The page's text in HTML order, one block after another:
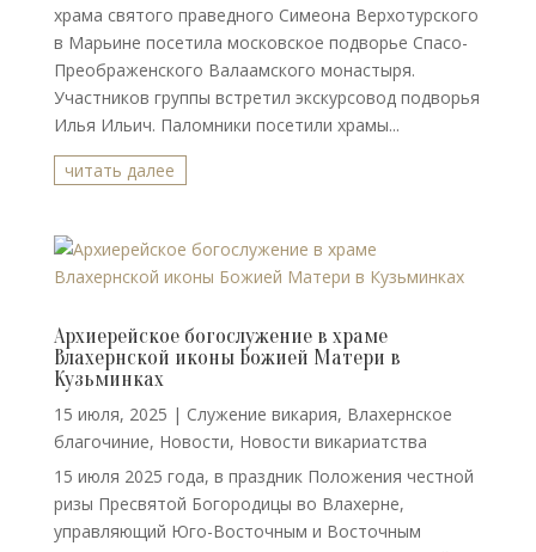
храма святого праведного Симеона Верхотурского
в Марьине посетила московское подворье Спасо-
Преображенского Валаамского монастыря.
Участников группы встретил экскурсовод подворья
Илья Ильич. Паломники посетили храмы...
читать далее
Архиерейское богослужение в храме
Влахернской иконы Божией Матери в
Кузьминках
15 июля, 2025 | Cлужение викария, Влахернское
благочиние, Новости, Новости викариатства
15 июля 2025 года, в праздник Положения честной
ризы Пресвятой Богородицы во Влахерне,
управляющий Юго-Восточным и Восточным